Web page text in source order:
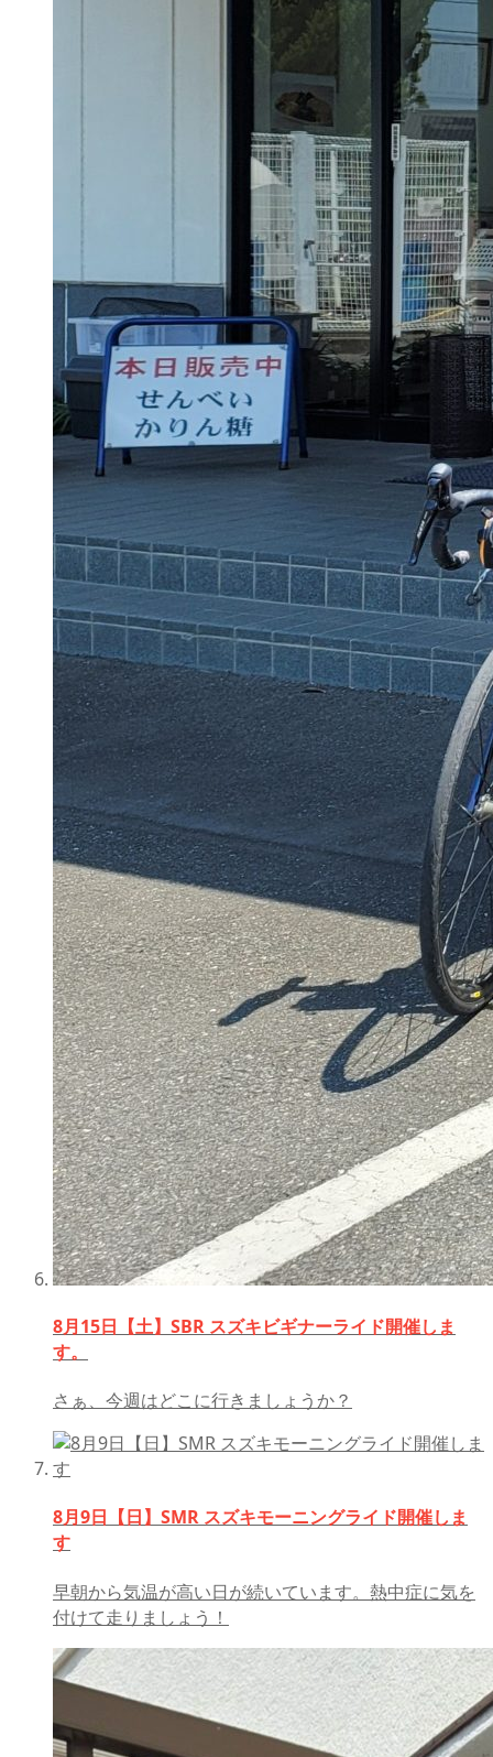
8月15日【土】SBR スズキビギナーライド開催しま
す。
さぁ、今週はどこに行きましょうか？
8月9日【日】SMR スズキモーニングライド開催しま
す
早朝から気温が高い日が続いています。熱中症に気を
付けて走りましょう！